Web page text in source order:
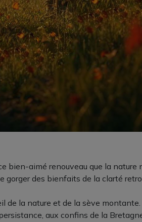
bien-aimé renouveau que la nature
gorger des bienfaits de la clarté
de la nature et de la sève montante.
aux confins de la